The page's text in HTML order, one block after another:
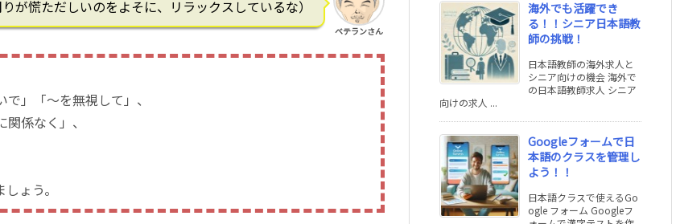
りが慌ただしいのをよそに、リラックスしているな）
ベテランさん
」「～を無視して」、
係なく」、
ょう。
海外でも活躍でき
る！！シニア日本語教
師の挑戦！
日本語教師の海外求人と
シニア向けの機会 海外で
の日本語教師求人 シニア
向けの求人 ...
Googleフォームで日
本語のクラスを管理し
よう！！
日本語クラスで使えるGo
ogle フォーム Googleフ